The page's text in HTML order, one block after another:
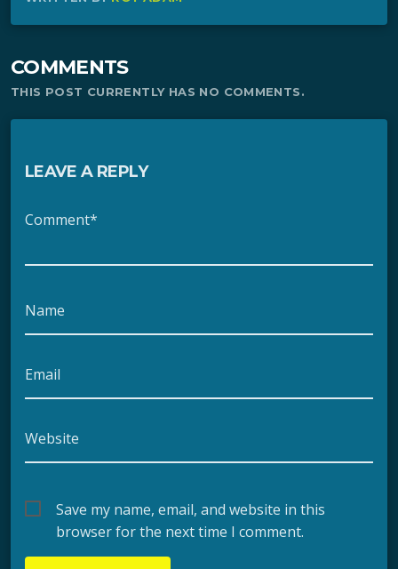
COMMENTS
THIS POST CURRENTLY HAS NO COMMENTS.
LEAVE A REPLY
Comment*
Name
Email
Website
Save my name, email, and website in this
browser for the next time I comment.